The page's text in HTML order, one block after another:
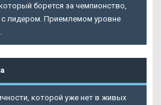
который борется за чемпионство,
с лидером. Приемлемом уровне
которой уже нет в живых